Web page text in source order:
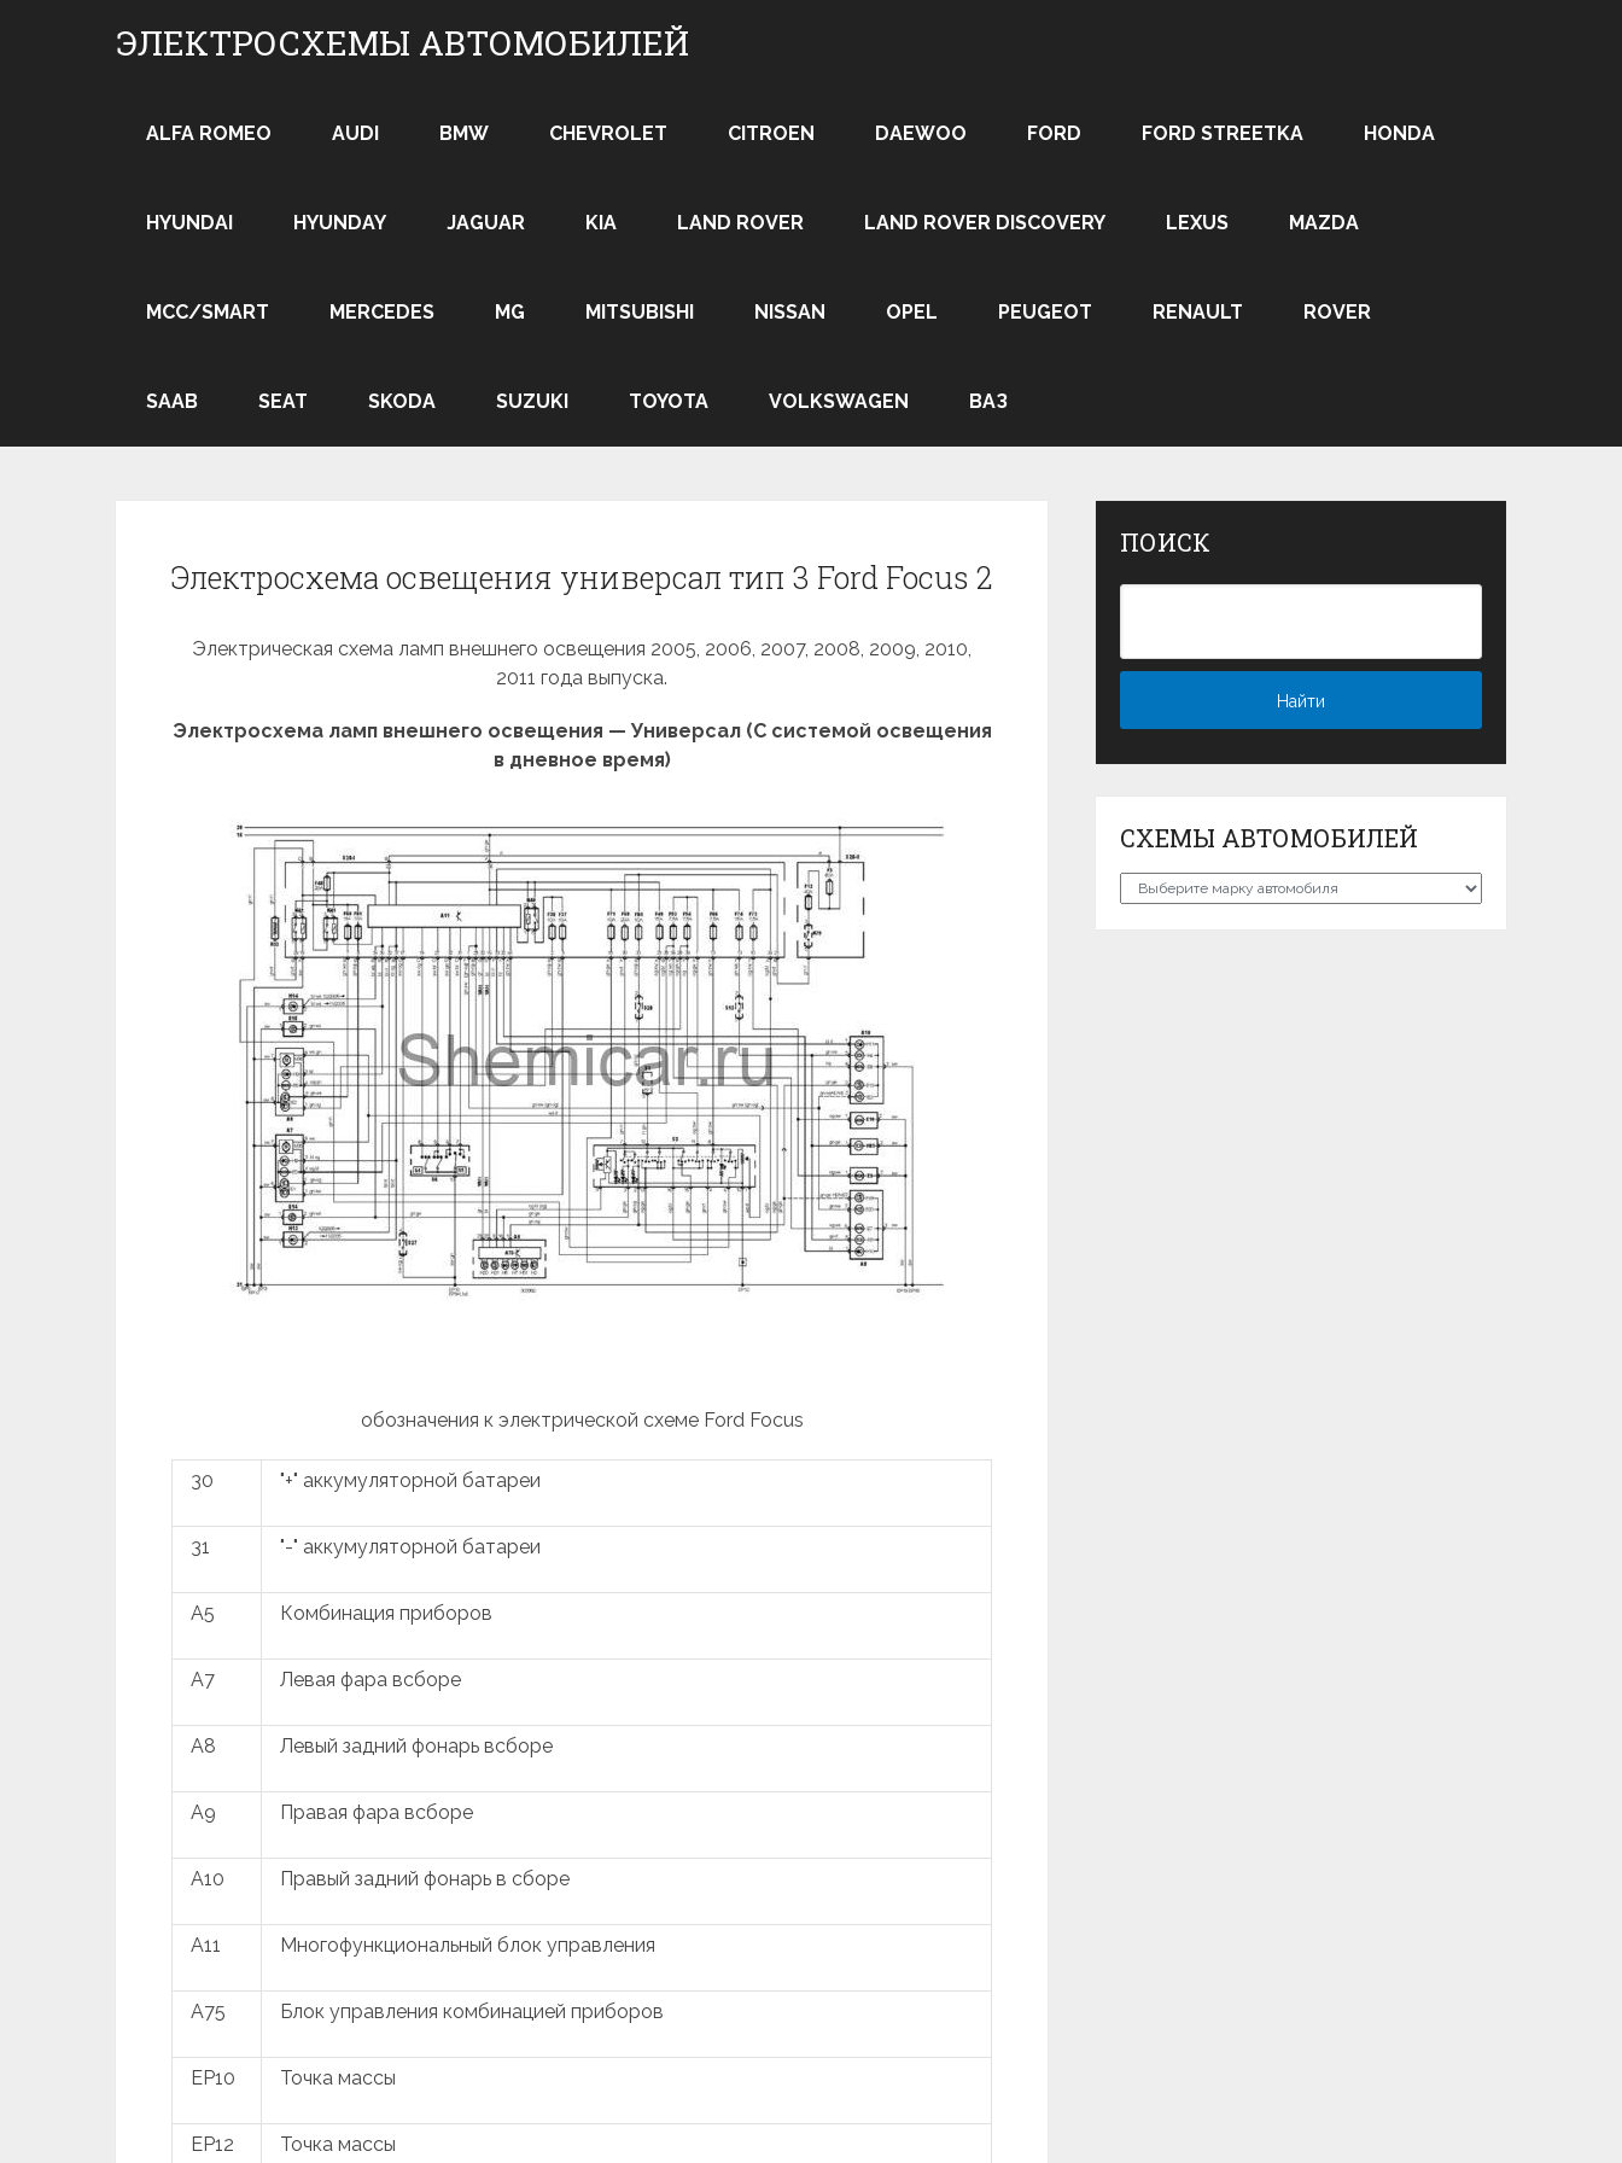
ЭЛЕКТРОСХЕМЫ АВТОМОБИЛЕЙ
ALFA ROMEO AUDI BMW CHEVROLET CITROEN DAEWOO FORD FORD STREETKA HONDA
HYUNDAI HYUNDAY JAGUAR KIA LAND ROVER LAND ROVER DISCOVERY LEXUS MAZDA
MCC/SMART MERCEDES MG MITSUBISHI NISSAN OPEL PEUGEOT RENAULT ROVER
SAAB SEAT SKODA SUZUKI TOYOTA VOLKSWAGEN ВАЗ
Электросхема освещения универсал тип 3 Ford Focus 2
Электрическая схема ламп внешнего освещения 2005, 2006, 2007, 2008, 2009, 2010,
2011 года выпуска.
Электросхема ламп внешнего освещения — Универсал (С системой освещения
в дневное время)
обозначения к электрической схеме Ford Focus
30 "+" аккумуляторной батареи
31 "-" аккумуляторной батареи
A5 Комбинация приборов
A7 Левая фара всборе
A8 Левый задний фонарь всборе
A9 Правая фара всборе
A10 Правый задний фонарь в сборе
A11 Многофункциональный блок управления
A75 Блок управления комбинацией приборов
EP10 Точка массы
EP12 Точка массы
ПОИСК
СХЕМЫ АВТОМОБИЛЕЙ
Схемы